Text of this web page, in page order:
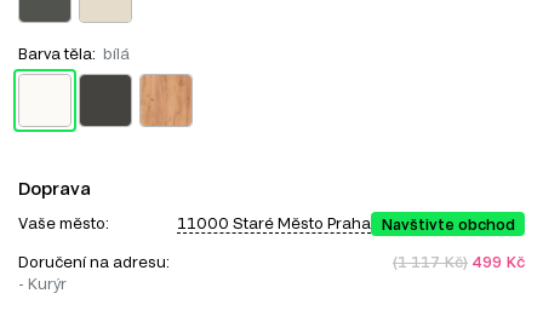
Barva těla: bílá
Doprava
Vaše město: 11000 Staré Město Praha Navštivte obchod
Doručení na adresu:
- Kurýr
(1 117 Kč) 499 Kč